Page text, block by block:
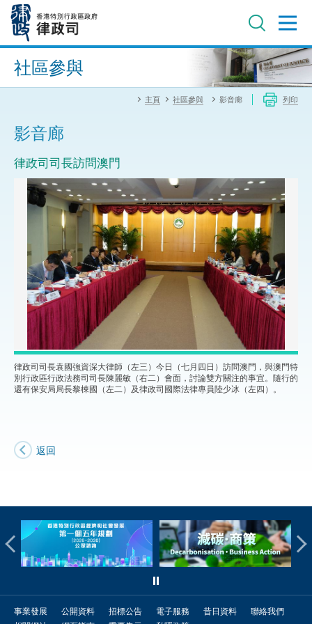
內
進階搜尋
社區參與
主頁 社區參與 影音廊 列印
影音廊
律政司司長訪問澳門
律政司司長袁國強資深大律師（左三）今日（七月四日）訪問澳門，與澳門特
別行政區行政法務司司長陳麗敏（右二）會面，討論雙方關注的事宜。隨行的
還有保安局局長黎棟國（左二）及律政司國際法律專員陸少冰（左四）。
返回
事業發展 公開資料 招標公告 電子服務 昔日資料
聯絡我們